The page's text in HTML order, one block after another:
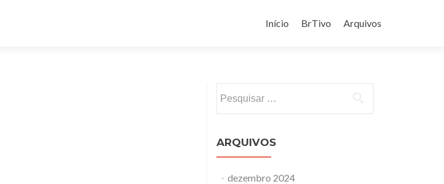
para
Início BrTivo Arquivos
por:
ARQUIVOS
dezembro 2024